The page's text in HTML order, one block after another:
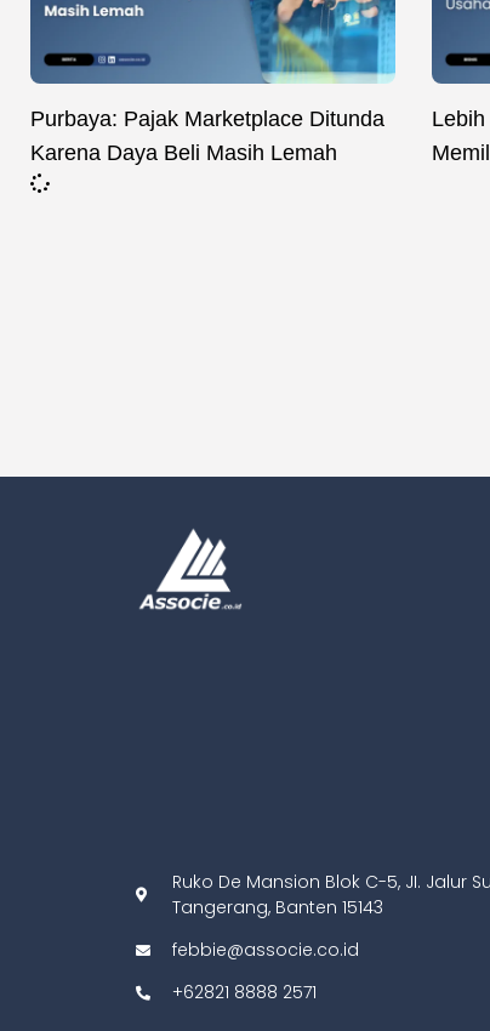
Purbaya: Pajak Marketplace Ditunda
Karena Daya Beli Masih Lemah
Ruko De Mansion Blok C-5, JI. Jalur
Tangerang, Banten 15143
febbie@associe.co.id
+62821 8888 2571